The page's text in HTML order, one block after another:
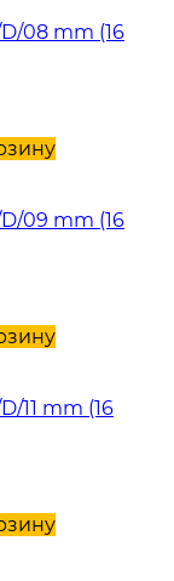
08 mm (16
09 mm (16
11 mm (16